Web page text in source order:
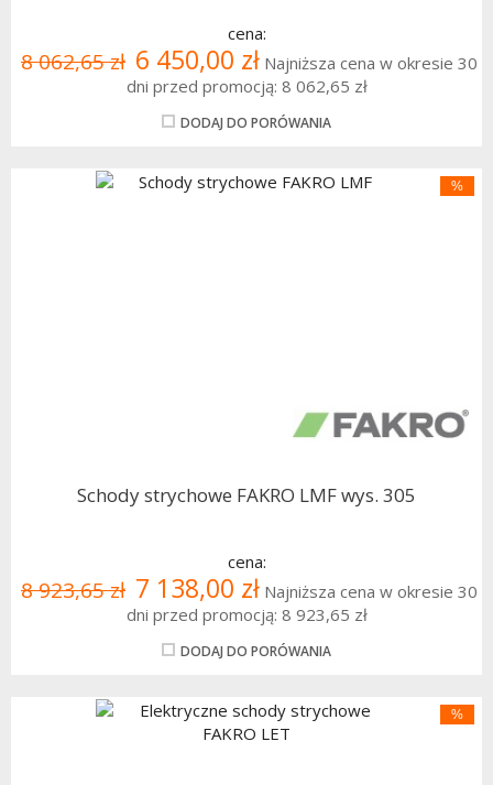
cena:
8 062,65 zł 6 450,00 zł Najniższa cena w okresie 30
dni przed promocją: 8 062,65 zł
DODAJ DO PORÓWANIA
%
Schody strychowe FAKRO LMF wys. 305
cena:
8 923,65 zł 7 138,00 zł Najniższa cena w okresie 30
dni przed promocją: 8 923,65 zł
DODAJ DO PORÓWANIA
%